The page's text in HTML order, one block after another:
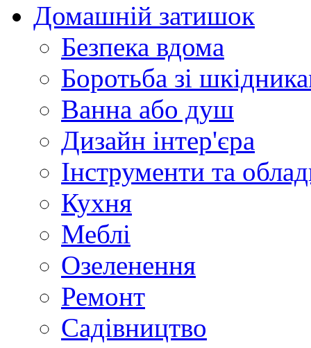
Домашній затишок
Безпека вдома
Боротьба зі
Ванна або душ
Дизайн інтер'єра
Інструменти та
Кухня
Меблі
Озеленення
Ремонт
Садівництво